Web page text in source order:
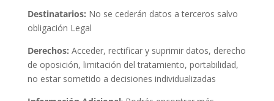
Destinatarios: No se cederán datos a terceros salvo
obligación Legal
Derechos: Acceder, rectificar y suprimir datos, derecho
de oposición, limitación del tratamiento, portabilidad,
no estar sometido a decisiones individualizadas